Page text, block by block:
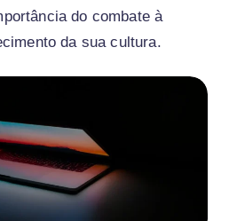
do combate à
da sua cultura.